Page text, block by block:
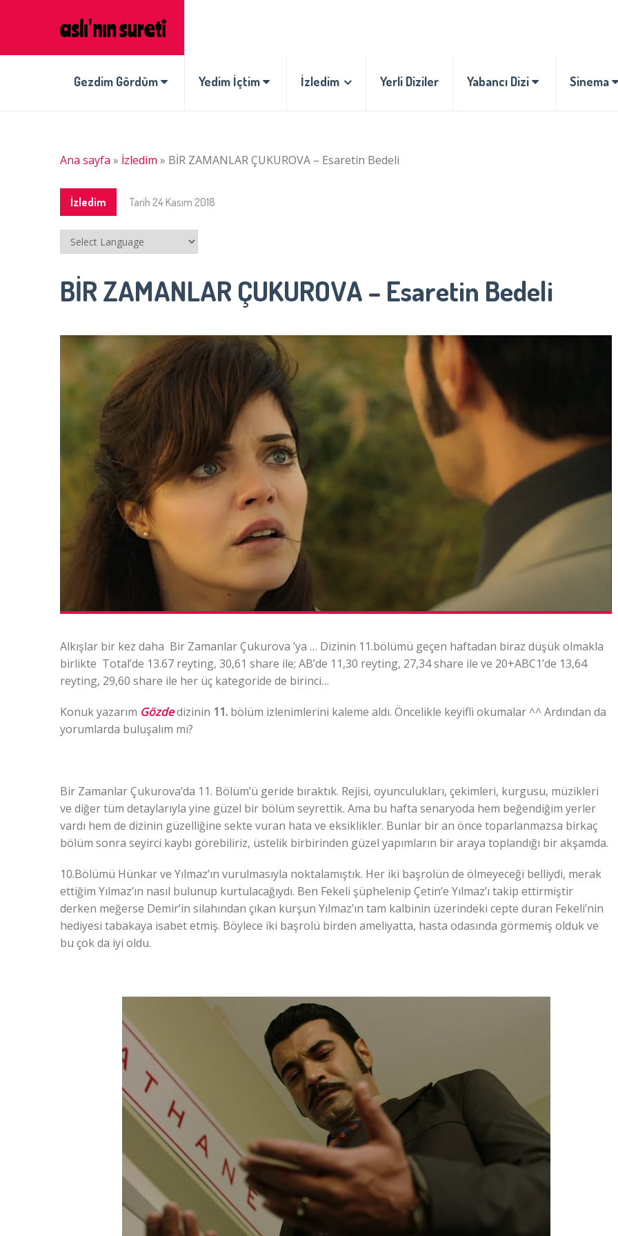
Gezdim Gördüm Yedim İçtim İzledim Yerli Diziler Yabancı Dizi Sinema
Ana sayfa » İzledim » BİR ZAMANLAR ÇUKUROVA – Esaretin Bedeli
İzledim Tarih 24 Kasım 2018
BİR ZAMANLAR ÇUKUROVA – Esaretin Bedeli
Alkışlar bir kez daha Bir Zamanlar Çukurova ’ya … Dizinin 11.bölümü geçen haftadan biraz düşük olmakla
birlikte Total’de 13.67 reyting, 30,61 share ile; AB’de 11,30 reyting, 27,34 share ile ve 20+ABC1’de 13,64
reyting, 29,60 share ile her üç kategoride de birinci…
Konuk yazarım Gözdedizinin 11. bölüm izlenimlerini kaleme aldı. Öncelikle keyifli okumalar ^^ Ardından da
yorumlarda buluşalım mı?
Bir Zamanlar Çukurova’da 11. Bölüm’ü geride bıraktık. Rejisi, oyunculukları, çekimleri, kurgusu, müzikleri
ve diğer tüm detaylarıyla yine güzel bir bölüm seyrettik. Ama bu hafta senaryoda hem beğendiğim yerler
vardı hem de dizinin güzelliğine sekte vuran hata ve eksiklikler. Bunlar bir an önce toparlanmazsa birkaç
bölüm sonra seyirci kaybı görebiliriz, üstelik birbirinden güzel yapımların bir araya toplandığı bir akşamda.
10.Bölümü Hünkar ve Yılmaz’ın vurulmasıyla noktalamıştık. Her iki başrolün de ölmeyeceği belliydi, merak
ettiğim Yılmaz’ın nasıl bulunup kurtulacağıydı. Ben Fekeli şüphelenip Çetin’e Yılmaz’ı takip ettirmiştir
derken meğerse Demir’in silahından çıkan kurşun Yılmaz’ın tam kalbinin üzerindeki cepte duran Fekeli’nin
hediyesi tabakaya isabet etmiş. Böylece iki başrolü birden ameliyatta, hasta odasında görmemiş olduk ve
bu çok da iyi oldu.